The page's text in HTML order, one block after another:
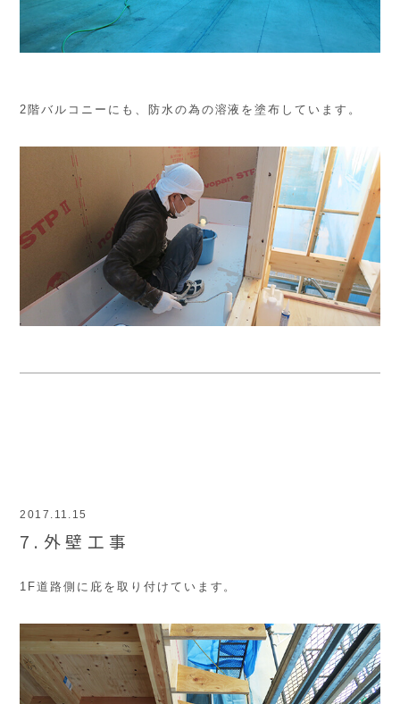
2階バルコニーにも、防水の為の溶液を塗布しています。
2017.11.15
7.外壁工事
1F道路側に庇を取り付けています。